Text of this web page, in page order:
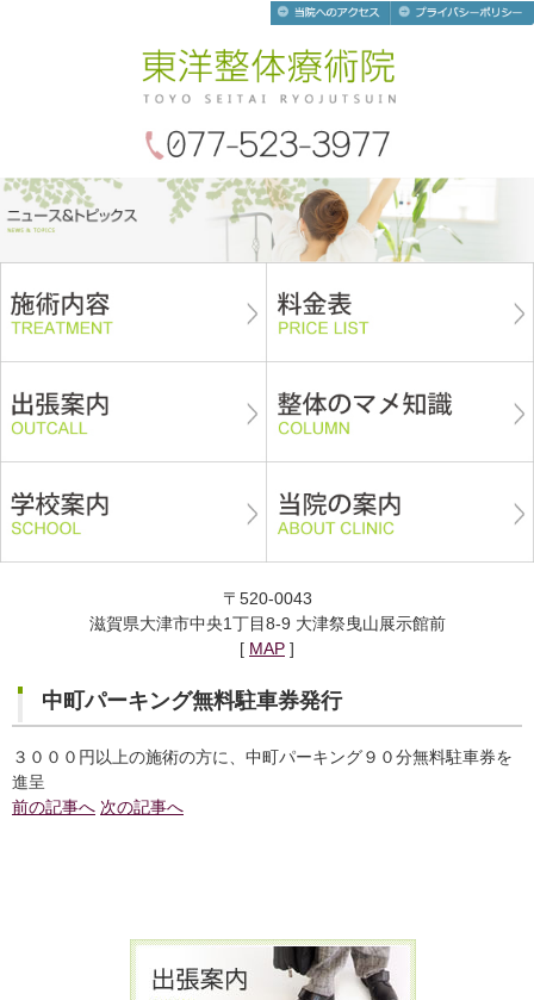
〒520-0043
滋賀県大津市中央1丁目8-9 大津祭曳山展示館前
[ MAP ]
中町パーキング無料駐車券発行
３０００円以上の施術の方に、中町パーキング９０分無料駐車券を
進呈
前の記事へ 次の記事へ